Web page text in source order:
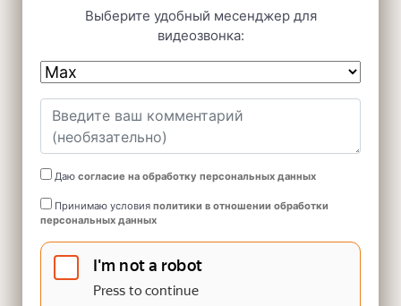
Выберите удобный месенджер для
видеозвонка:
Даю согласие на обработку персональных данных
Принимаю условия политики в отношении обработки
персональных данных